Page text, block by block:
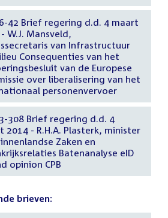
42 Brief regering d.d. 4 maart
W.J. Mansveld,
van Infrastructuur
Consequenties van het
van de Europese
over liberalisering van het
personenvervoer
308 Brief regering d.d. 4
2014 - R.H.A. Plasterk, minister
Zaken en
Batenanalyse eID
opinion CPB
brieven: